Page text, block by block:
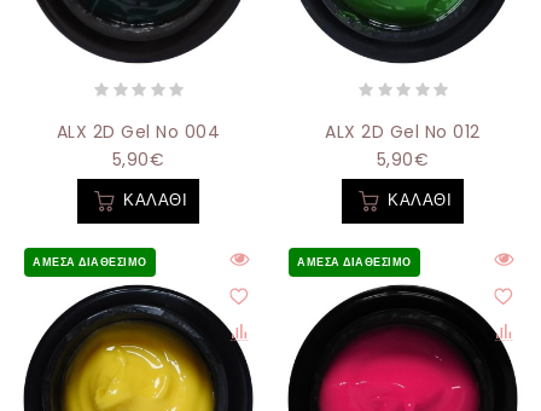
ALX 2D Gel No 004
5,90€
ΚΑΛΆΘΙ
ALX 2D Gel No 012
5,90€
ΚΑΛΆΘΙ
ΆΜΕΣΑ ΔΙΑΘΈΣΙΜΟ ΆΜΕΣΑ ΔΙΑΘΈΣΙΜΟ